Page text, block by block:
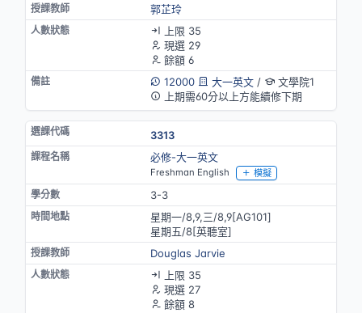
郭芷玲
上限 35
現選 29
餘額 6
12000
大一英文/
文學院1
上期需60分以上方能續修下期
3313
必修-大一英文
Freshman English 模擬
3-3
星期一/8,9,三/8,9[AG101]
星期五/8[英聽室]
Douglas Jarvie
上限 35
現選 27
餘額 8